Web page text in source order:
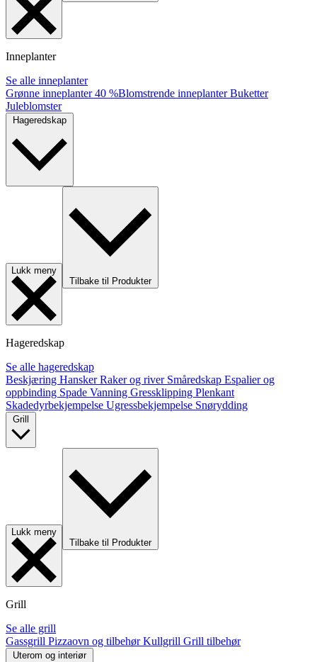
Inneplanter
Se alle inneplanter
Grønne inneplanter40 %Blomstrende inneplanterBuketter
Juleblomster
Lukk meny
Tilbake til Produkter
Hageredskap
Se alle hageredskap
Beskjæring HanskerRaker og river Småredskap Espalier og
oppbinding Spade Vanning Gressklipping Plenkant
Skadedyrbekjempelse Ugressbekjempelse Snørydding
Lukk meny
Tilbake til Produkter
Grill
Se alle grill
Gassgrill Pizzaovn og tilbehørKullgrill Grill tilbehør
Uterom og interiør